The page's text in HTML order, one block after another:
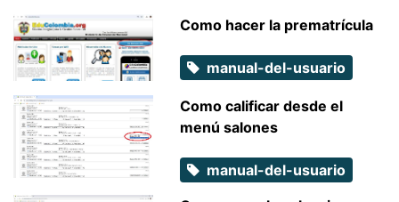
Como hacer la prematrícula
manual-del-usuario
Como calificar desde el
menú salones
manual-del-usuario